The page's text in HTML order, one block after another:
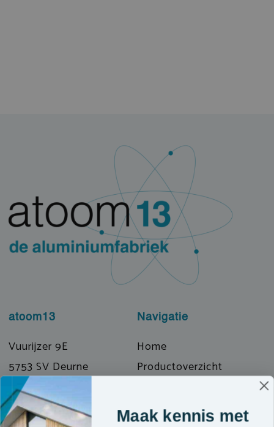
atoom13
Vuurijzer 9E
5753 SV Deurne
T: 0493 319072
E: info@atoom13.nl
Navigatie
Home
Productoverzicht
Over ons
Maak kennis met